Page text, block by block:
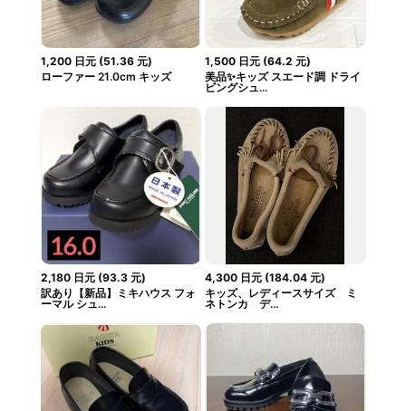
1,200 日元(51.36 元)
ローファー 21.0cm キッズ
1,500 日元 (64.2 元)
美品✨キッズ スエード調 ドライ
ビングシュ...
2,180 日元(93.3 元)
訳あり【新品】ミキハウス フォ
ーマル シュ...
4,300 日元 (184.04 元)
キッズ、レディースサイズ ミ
ネトンカ デ...